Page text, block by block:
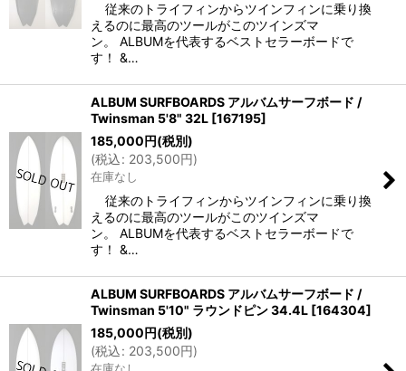
従来のトライフィンからツインフィンに乗り換
えるのに最高のツールがこのツインズマ
ン。 ALBUMを代表するベストセラーボードで
す！ &…
ALBUM SURFBOARDS アルバムサーフボード /
Twinsman 5'8" 32L [167195]
185,000円(税別)
(税込: 203,500円)
在庫なし
従来のトライフィンからツインフィンに乗り換
えるのに最高のツールがこのツインズマ
ン。 ALBUMを代表するベストセラーボードで
す！ &…
ALBUM SURFBOARDS アルバムサーフボード /
Twinsman 5'10" ラウンドピン 34.4L [164304]
185,000円(税別)
(税込: 203,500円)